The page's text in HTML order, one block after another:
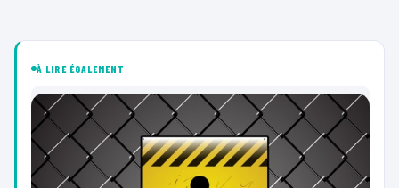
À LIRE ÉGALEMENT